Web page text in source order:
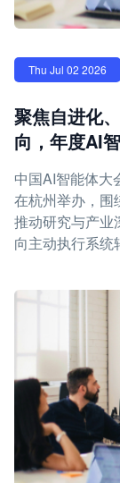
Thu Jul 02 2026
聚焦自进化
向，年度AI
中国AI智能体大
在杭州举办，围
推动研究与产业
向主动执行系统